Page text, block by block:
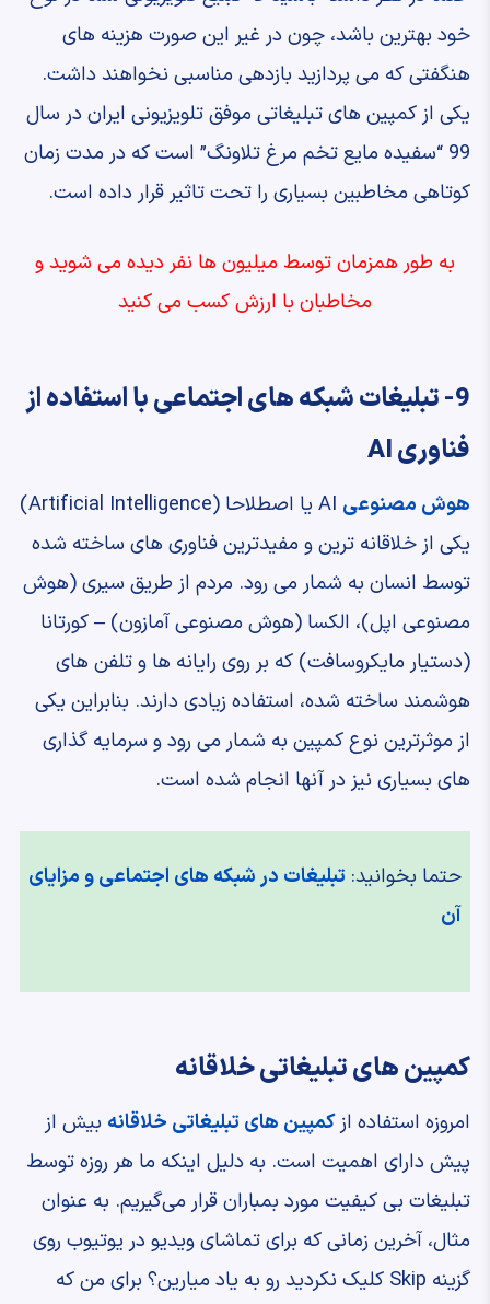
خود بهترین باشد، چون در غیر این صورت هزینه های
هنگفتی که می پردازید بازدهی مناسبی نخواهند داشت.
یکی از کمپین های تبلیغاتی موفق تلویزیونی ایران در سال
99 “سفیده مایع تخم مرغ تلاونگ” است که در مدت زمان
کوتاهی مخاطبین بسیاری را تحت تاثیر قرار داده است.
به طور همزمان توسط میلیون ها نفر دیده می شوید و
مخاطبان با ارزش کسب می کنید
9- تبلیغات شبکه های اجتماعی با استفاده از
فناوری AI
هوش مصنوعی
AI یا اصطلاحا (Artificial Intelligence)
یکی از خلاقانه ترین و مفیدترین فناوری های ساخته شده
توسط انسان به شمار می رود. مردم از طریق سیری (هوش
مصنوعی اپل)، الکسا (هوش مصنوعی آمازون) – کورتانا
(دستیار مایکروسافت) که بر روی رایانه ها و تلفن های
هوشمند ساخته شده، استفاده زیادی دارند. بنابراین یکی
از موثرترین نوع کمپین به شمار می رود و سرمایه گذاری
های بسیاری نیز در آنها انجام شده است.
حتما بخوانید: تبلیغات در شبکه های اجتماعی و مزایای
آن
کمپین های تبلیغاتی خلاقانه
امروزه استفاده ازکمپین های تبلیغاتی خلاقانهبیش از
پیش دارای اهمیت است. به دلیل اینکه ما هر روزه توسط
تبلیغات بی کیفیت مورد بمباران قرار می‌گیریم. به عنوان
مثال، آخرین زمانی که برای تماشای ویدیو در یوتیوب روی
گزینه Skip کلیک نکردید رو به یاد میارین؟ برای من که